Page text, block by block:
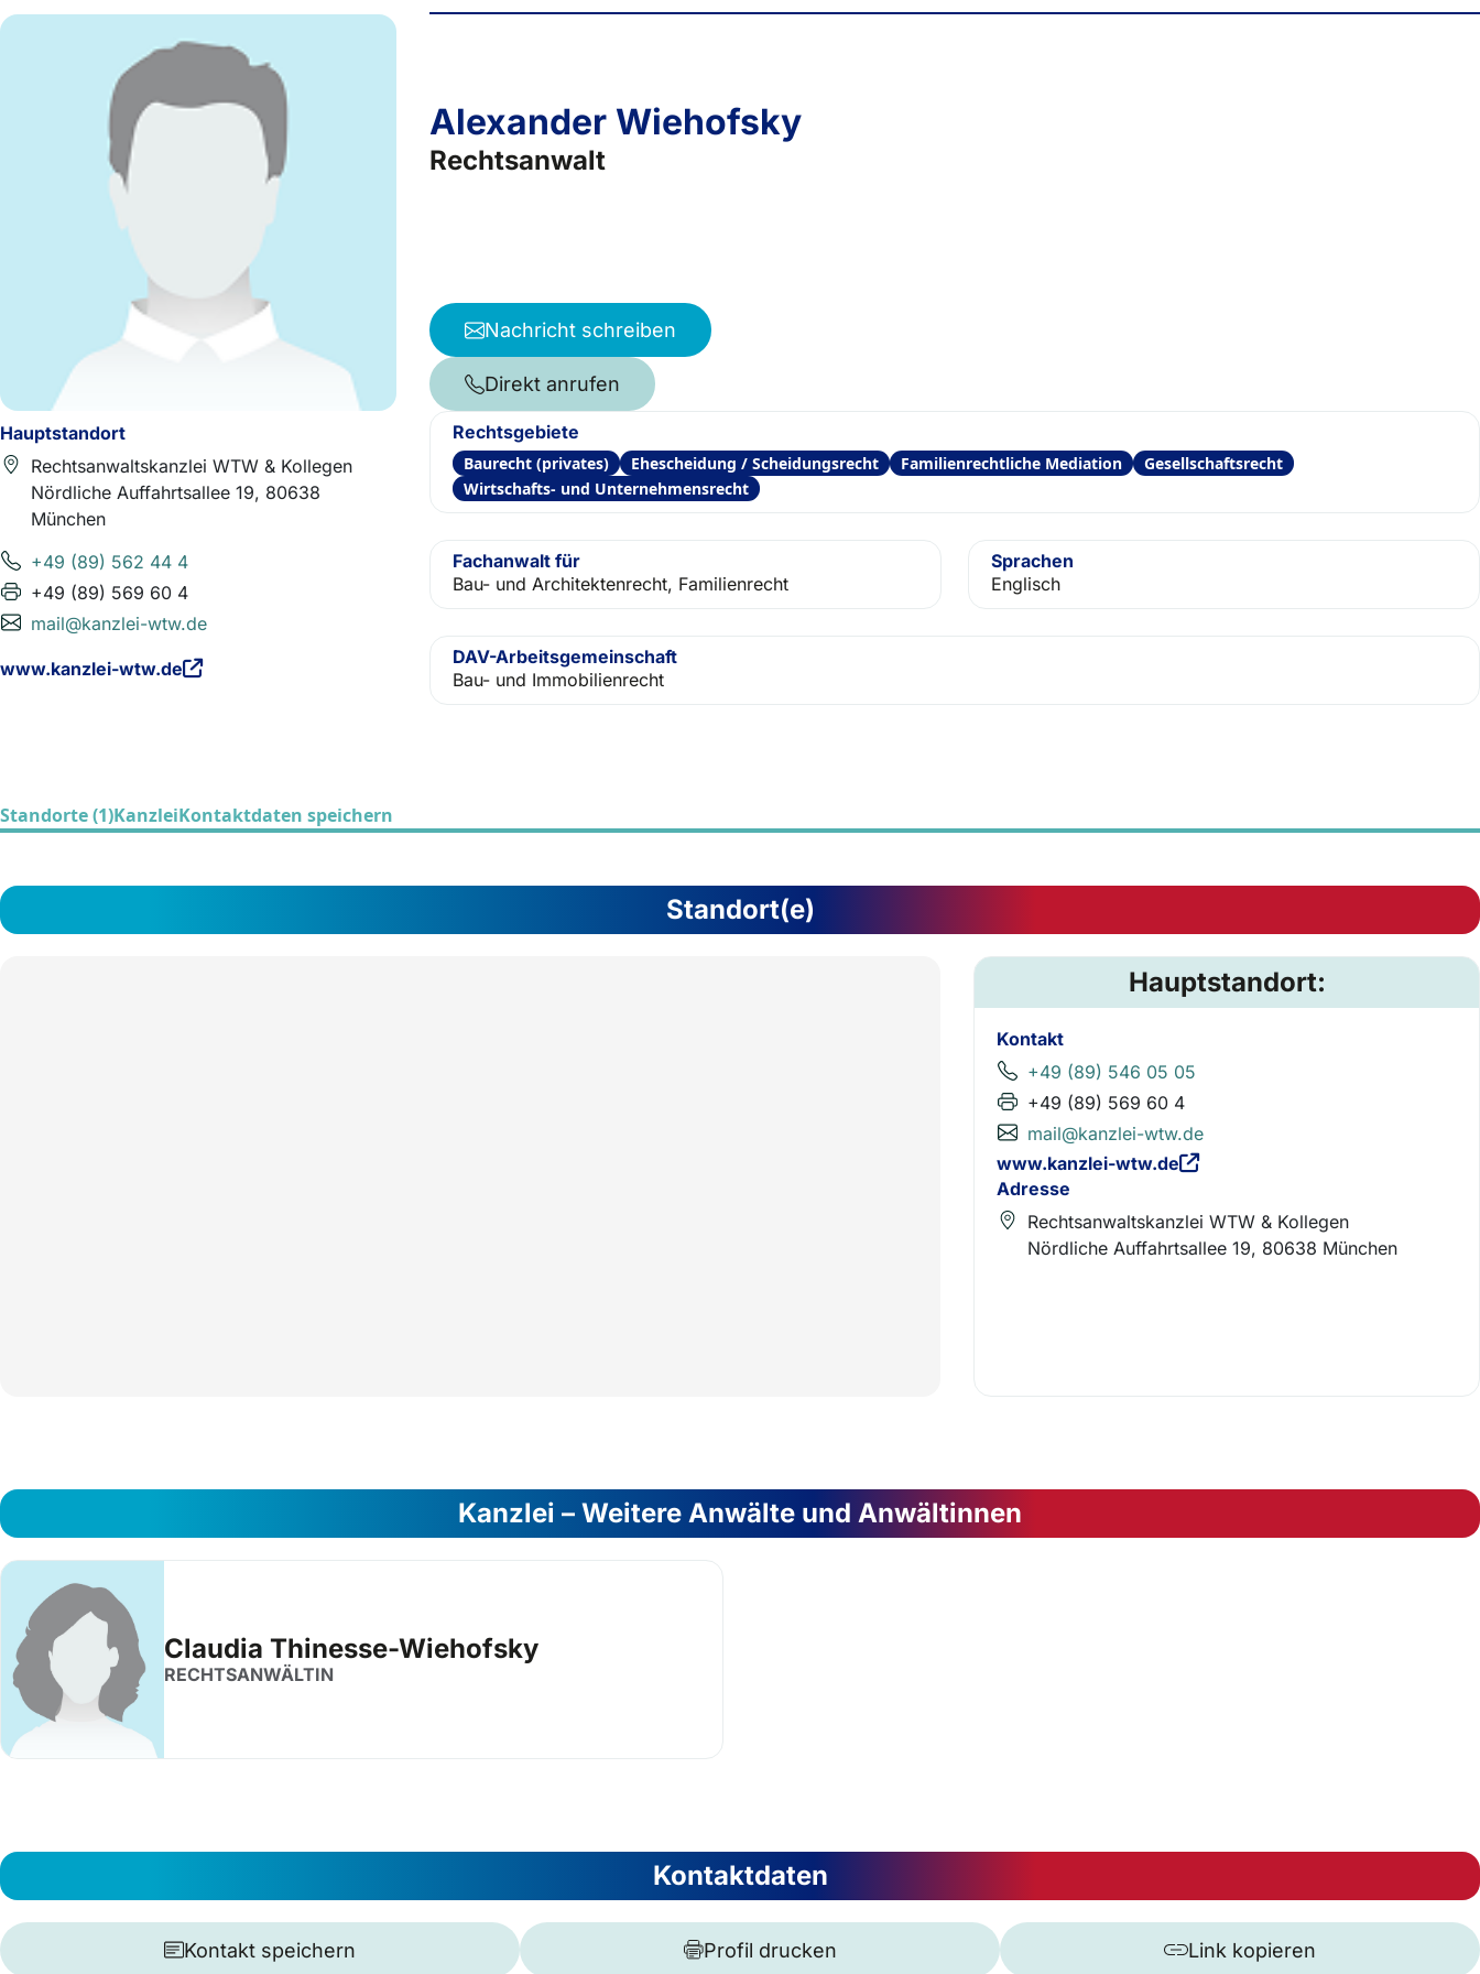
Hauptstandort
Rechtsanwaltskanzlei WTW & Kollegen
Nördliche Auffahrtsallee 19, 80638
München
+49 (89) 562 44 4
+49 (89) 569 60 4
mail@kanzlei-wtw.de
www.kanzlei-wtw.de
Alexander Wiehofsky
Rechtsanwalt
Nachricht schreiben
Direkt anrufen
Rechtsgebiete
Baurecht (privates) Ehescheidung / Scheidungsrecht Familienrechtliche Mediation
Gesellschaftsrecht
Wirtschafts- und Unternehmensrecht
Fachanwalt für
Bau- und Architektenrecht, Familienrecht
Sprachen
Englisch
DAV-Arbeitsgemeinschaft
Bau- und Immobilienrecht
Standorte (1)KanzleiKontaktdaten speichern
Standort(e)
Hauptstandort:
Kontakt
+49 (89) 546 05 05
+49 (89) 569 60 4
mail@kanzlei-wtw.de
www.kanzlei-wtw.de
Adresse
Rechtsanwaltskanzlei WTW & Kollegen
Nördliche Auffahrtsallee 19, 80638 München
Kanzlei – Weitere Anwälte und Anwältinnen
Claudia Thinesse-Wiehofsky
RECHTSANWÄLTIN
Kontaktdaten
Kontakt speichern Profil drucken Link kopieren